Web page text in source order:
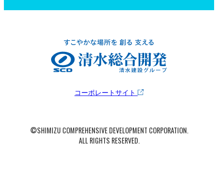
コーポレートサイト
©SHIMIZU COMPREHENSIVE DEVELOPMENT CORPORATION.
ALL RIGHTS RESERVED.